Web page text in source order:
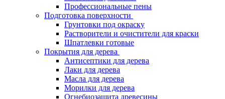
Профессиональные пены
Подготовка поверхности
Грунтовки под окраску
Растворители и очистители для краски
Шпатлевки готовые
Покрытия для дерева
Антисептики для дерева
Лаки для дерева
Масла для дерева
Морилки для дерева
Огнебиозащита древесины